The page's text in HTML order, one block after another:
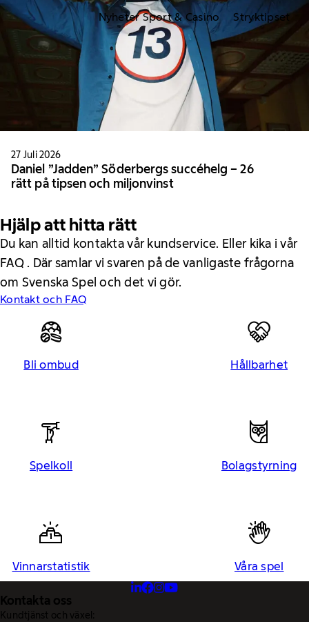
Nyheter Sport & Casino Stryktipset
27 Juli 2026
Daniel ”Jadden” Söderbergs succéhelg – 26
rätt på tipsen och miljonvinst
Hjälp att hitta rätt
Du kan alltid kontakta vår kundservice. Eller kika i vår
FAQ . Där samlar vi svaren på de vanligaste frågorna
om Svenska Spel och det vi gör.
Kontakt och FAQ
Bli ombud Hållbarhet
Spelkoll Bolagstyrning
Vinnarstatistik Våra spel
Kontakta oss
Kundtjänst och växel: